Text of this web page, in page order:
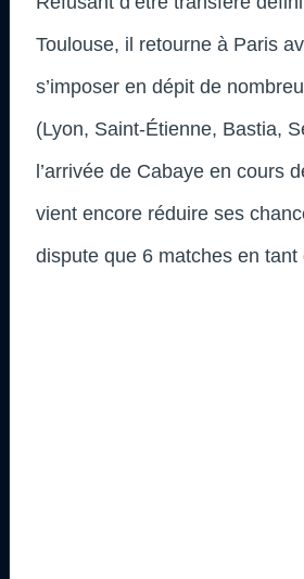
Toulouse, il retourne à Paris
s’imposer en dépit de
(Lyon, Saint-Étienne, Bastia,
l’arrivée de Cabaye en cours
vient encore réduire ses
dispute que 6 matches en tant